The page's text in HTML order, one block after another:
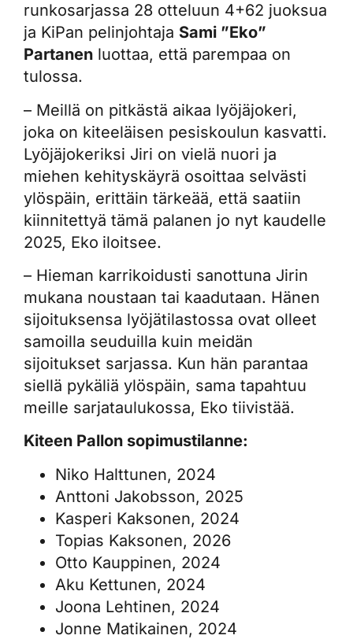
runkosarjassa 28 otteluun 4+62 juoksua
ja KiPan pelinjohtaja Sami ”Eko”
Partanen luottaa, että parempaa on
tulossa.
– Meillä on pitkästä aikaa lyöjäjokeri,
joka on kiteeläisen pesiskoulun kasvatti.
Lyöjäjokeriksi Jiri on vielä nuori ja
miehen kehityskäyrä osoittaa selvästi
ylöspäin, erittäin tärkeää, että saatiin
kiinnitettyä tämä palanen jo nyt kaudelle
2025, Eko iloitsee.
– Hieman karrikoidusti sanottuna Jirin
mukana noustaan tai kaadutaan. Hänen
sijoituksensa lyöjätilastossa ovat olleet
samoilla seuduilla kuin meidän
sijoitukset sarjassa. Kun hän parantaa
siellä pykäliä ylöspäin, sama tapahtuu
meille sarjataulukossa, Eko tiivistää.
Kiteen Pallon sopimustilanne:
Niko Halttunen, 2024
Anttoni Jakobsson, 2025
Kasperi Kaksonen, 2024
Topias Kaksonen, 2026
Otto Kauppinen, 2024
Aku Kettunen, 2024
Joona Lehtinen, 2024
Jonne Matikainen, 2024